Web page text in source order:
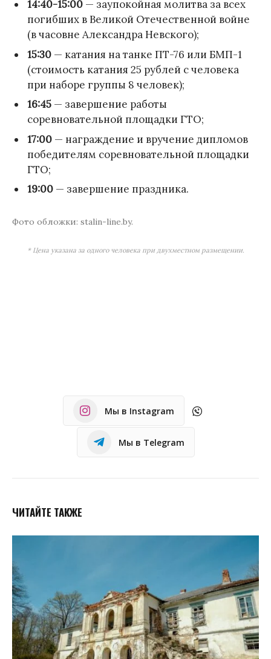
14:40-15:00 — заупокойная молитва за всех
погибших в Великой Отечественной войне
(в часовне Александра Невского);
15:30 — катания на танке ПТ-76 или БМП-1
(стоимость катания 25 рублей с человека
при наборе группы 8 человек);
16:45 — завершение работы
соревновательной площадки ГТО;
17:00 — награждение и вручение дипломов
победителям соревновательной площадки
ГТО;
19:00 — завершение праздника.
Фото обложки: stalin-line.by.
* Цена указана за одного человека при двухместном размещении.
Мы в Instagram
Мы в Telegram
ЧИТАЙТЕ ТАКЖЕ